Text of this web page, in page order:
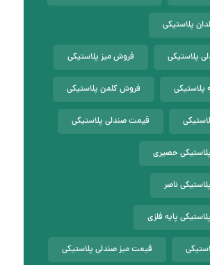
پلاستیکی
پلاستیکی فروش میز پلاستیکی
پلاستیکی فروش کلمن پلاستیکی
قیمت صندلی پلاستیکی
حصیری
ناصر
پایه فلزی
قیمت میز صندلی پلاستیکی